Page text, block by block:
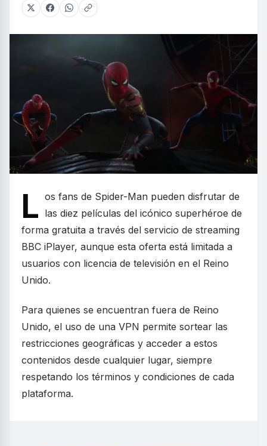
L os fans de Spider-Man pueden disfrutar de
las diez películas del icónico superhéroe de
forma gratuita a través del servicio de streaming
BBC iPlayer, aunque esta oferta está limitada a
usuarios con licencia de televisión en el Reino
Unido.
Para quienes se encuentran fuera de Reino
Unido, el uso de una VPN permite sortear las
restricciones geográficas y acceder a estos
contenidos desde cualquier lugar, siempre
respetando los términos y condiciones de cada
plataforma.